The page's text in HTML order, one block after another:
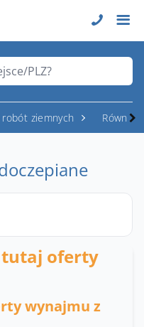
PLZ?
robót ziemnych
tutaj oferty
wynajmu z